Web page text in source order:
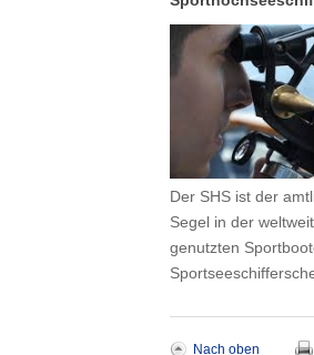
Der SHS ist der
Segel in der
genutzten
Nach oben